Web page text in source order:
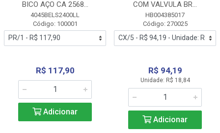
BICO AÇO CA 2568...
4045BELS2400LL
Código: 100001
R$ 117,90
Adicionar
COM VALVULA BR...
HB004385017
Código: 270025
R$ 94,19
Unidade: R$ 18,84
Adicionar